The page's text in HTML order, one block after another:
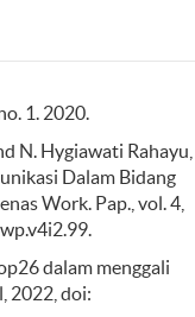
1. 2020.
N. Hygiawati Rahayu,
Dalam Bidang
Work. Pap., vol. 4,
dalam menggali
2022, doi: